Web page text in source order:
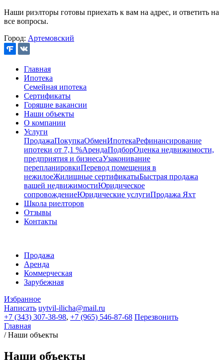
Наши риэлторы готовы приехать к вам на адрес, и ответить на
все вопросы.
Город: Артемовский
Главная
Ипотека
Семейная ипотека
Сертификаты
Горящие вакансии
Наши объекты
О компании
Услуги
ПродажаПокупкаОбменИпотекаРефинансирование
ипотеки от 7,1 %АрендаПодборОценка недвижимости,
предприятия и бизнесаУзаконивание
перепланировкиПеревод помещения в
нежилоеЖилищные сертификатыБыстрая продажа
вашей недвижимостиЮридическое
сопровождениеЮридические услугиПродажа Яхт
Школа риелторов
Отзывы
Контакты
Продажа
Аренда
Коммерческая
Зарубежная
Избранное
Написать uytvil-ilicha@mail.ru
+7 (343) 307-38-98, +7 (965) 546-87-68 Перезвонить
Главная
/Наши объекты
Наши объекты